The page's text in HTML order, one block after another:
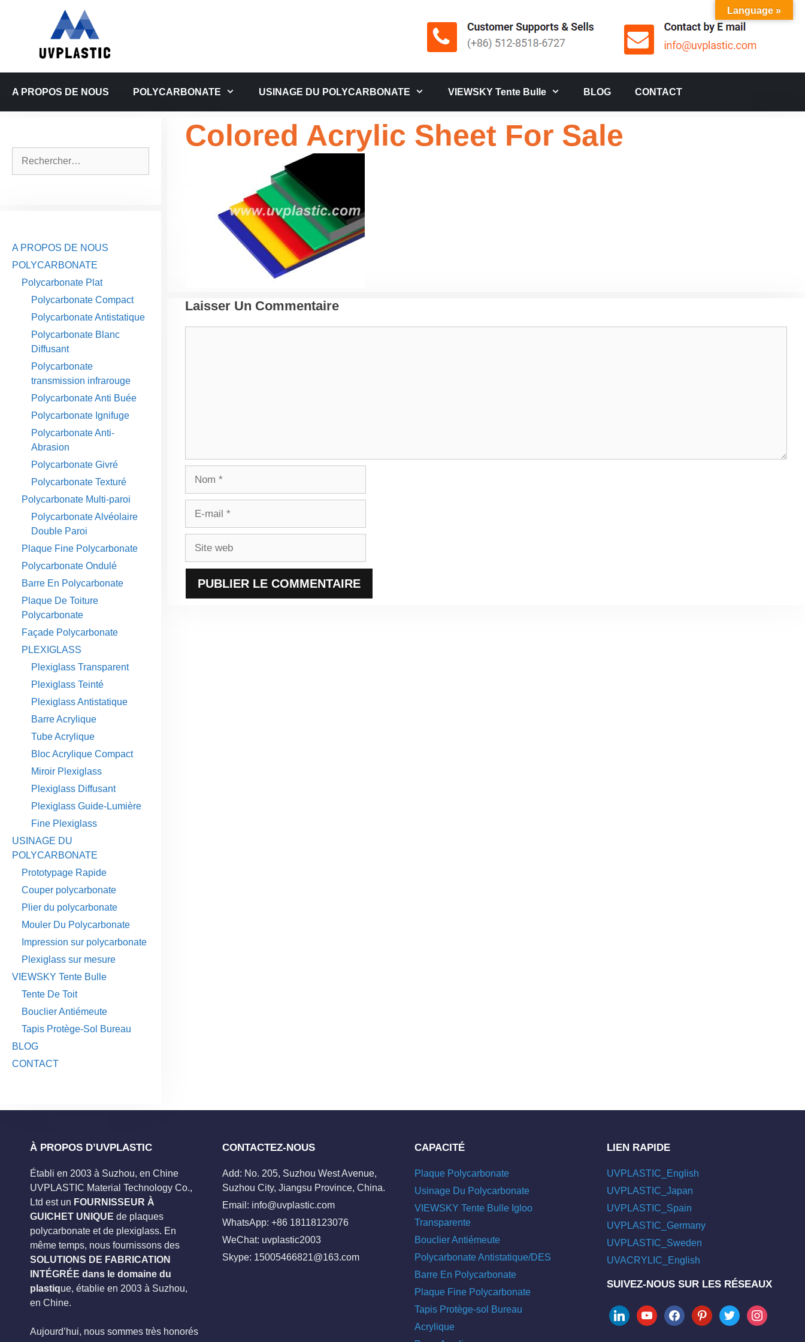
A PROPOS DE NOUS POLYCARBONATE USINAGE DU POLYCARBONATE VIEWSKY Tente Bulle BLOG CONTACT
Colored Acrylic Sheet For Sale
Laisser Un Commentaire
A PROPOS DE NOUS
POLYCARBONATE
Polycarbonate Plat
Polycarbonate Compact
Polycarbonate Antistatique
Polycarbonate Blanc
Diffusant
Polycarbonate
transmission infrarouge
Polycarbonate Anti Buée
Polycarbonate Ignifuge
Polycarbonate Anti-
Abrasion
Polycarbonate Givré
Polycarbonate Texturé
Polycarbonate Multi-paroi
Polycarbonate Alvéolaire
Double Paroi
Plaque Fine Polycarbonate
Polycarbonate Ondulé
Barre En Polycarbonate
Plaque De Toiture
Polycarbonate
Façade Polycarbonate
PLEXIGLASS
Plexiglass Transparent
Plexiglass Teinté
Plexiglass Antistatique
Barre Acrylique
Tube Acrylique
Bloc Acrylique Compact
Miroir Plexiglass
Plexiglass Diffusant
Plexiglass Guide-Lumière
Fine Plexiglass
USINAGE DU
POLYCARBONATE
Prototypage Rapide
Couper polycarbonate
Plier du polycarbonate
Mouler Du Polycarbonate
Impression sur polycarbonate
Plexiglass sur mesure
VIEWSKY Tente Bulle
Tente De Toit
Bouclier Antiémeute
Tapis Protège-Sol Bureau
BLOG
CONTACT
À PROPOS D’UVPLASTIC
Établi en 2003 à Suzhou, en Chine
UVPLASTIC Material Technology Co.,
Ltd est un FOURNISSEUR À
GUICHET UNIQUE de plaques
polycarbonate et de plexiglass. En
même temps, nous fournissons des
SOLUTIONS DE FABRICATION
INTÉGRÉE dans le domaine du
plastique, établie en 2003 à Suzhou,
en Chine.
Aujourd’hui, nous sommes très honorés
CONTACTEZ-NOUS
Add: No. 205, Suzhou West Avenue,
Suzhou City, Jiangsu Province, China.
Email: info@uvplastic.com
WhatsApp: +86 18118123076
WeChat: uvplastic2003
Skype: 15005466821@163.com
CAPACITÉ
Plaque Polycarbonate
Usinage Du Polycarbonate
VIEWSKY Tente Bulle Igloo
Transparente
Bouclier Antiémeute
Polycarbonate Antistatique/DES
Barre En Polycarbonate
Plaque Fine Polycarbonate
Tapis Protège-sol Bureau
Acrylique
LIEN RAPIDE
UVPLASTIC_English
UVPLASTIC_Japan
UVPLASTIC_Spain
UVPLASTIC_Germany
UVPLASTIC_Sweden
UVACRYLIC_English
SUIVEZ-NOUS SUR LES RÉSEAUX
linkedinyoutubefacebookpinteresttwitter instagram
Language »